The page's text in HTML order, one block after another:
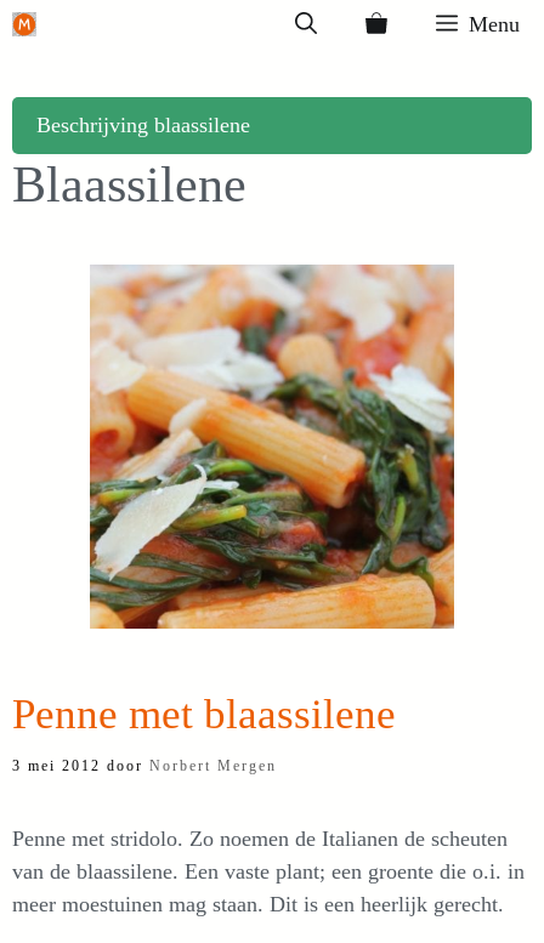
Ga
inhoud
Menu
Beschrijving blaassilene
Blaassilene
Penne met blaassilene
3 mei 2012 door Norbert Mergen
Penne met stridolo. Zo noemen de Italianen de scheuten
van de blaassilene. Een vaste plant; een groente die o.i. in
meer moestuinen mag staan. Dit is een heerlijk gerecht.